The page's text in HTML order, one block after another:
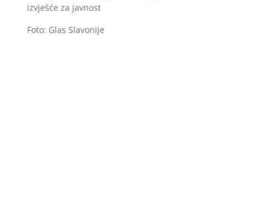
izvješće za javnost
Foto: Glas Slavonije